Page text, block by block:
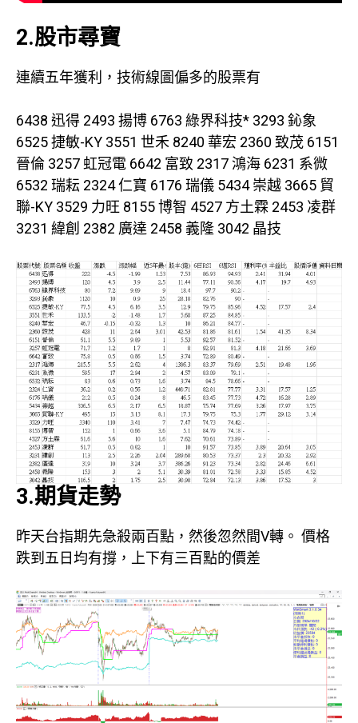
2.股市尋寶
連續五年獲利，技術線圖偏多的股票有
6438 迅得 2493 揚博 6763 綠界科技* 3293 鈊象
6525 捷敏-KY 3551 世禾 8240 華宏 2360 致茂 6151
晉倫 3257 虹冠電 6642 富致 2317 鴻海 6231 系微
6532 瑞耘 2324 仁寶 6176 瑞儀 5434 崇越 3665 貿
聯-KY 3529 力旺 8155 博智 4527 方土霖 2453 凌群
3231 緯創 2382 廣達 2458 義隆 3042 晶技
3.期貨走勢
昨天台指期先急殺兩百點，然後忽然間V轉。 價格
跌到五日均有撐，上下有三百點的價差